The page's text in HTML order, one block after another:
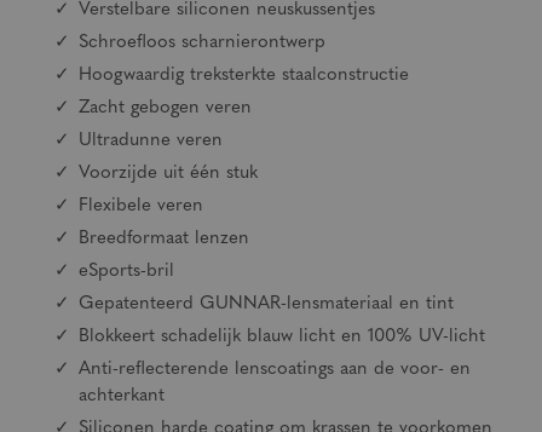
Verstelbare siliconen neuskussentjes
Schroefloos scharnierontwerp
Hoogwaardig treksterkte staalconstructie
Zacht gebogen veren
Ultradunne veren
Voorzijde uit één stuk
Flexibele veren
Breedformaat lenzen
eSports-bril
Gepatenteerd GUNNAR-lensmateriaal en tint
Blokkeert schadelijk blauw licht en 100% UV-licht
Anti-reflecterende lenscoatings aan de voor- en
achterkant